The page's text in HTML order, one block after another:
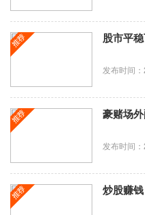
股市平
发布时间
豪赌场
发布时间
炒股赚